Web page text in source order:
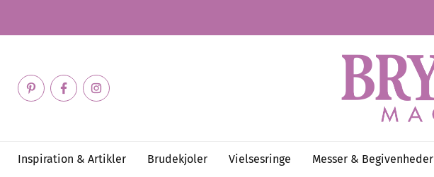
Inspiration & Artikler Brudekjoler Vielsesringe Messer & Begivenheder